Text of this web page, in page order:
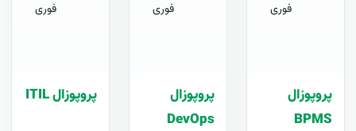
فوری
پروپوزال
BPMS
فوری
پروپوزال
DevOps
فوری
پروپوزال ITIL